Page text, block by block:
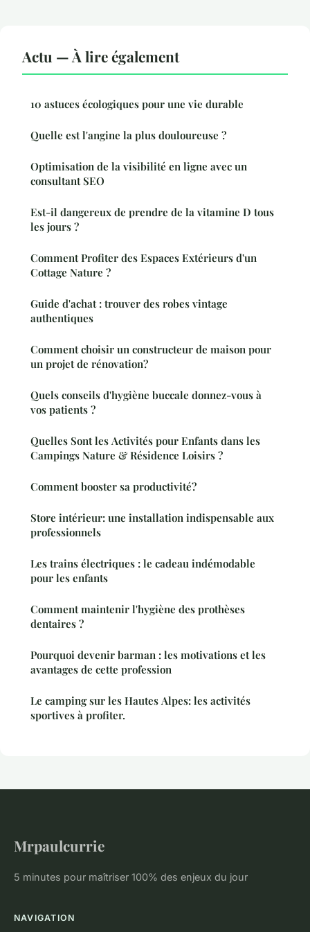
Actu — À lire également
10 astuces écologiques pour une vie durable
Quelle est l'angine la plus douloureuse ?
Optimisation de la visibilité en ligne avec un
consultant SEO
Est-il dangereux de prendre de la vitamine D tous
les jours ?
Comment Profiter des Espaces Extérieurs d'un
Cottage Nature ?
Guide d'achat : trouver des robes vintage
authentiques
Comment choisir un constructeur de maison pour
un projet de rénovation?
Quels conseils d'hygiène buccale donnez-vous à
vos patients ?
Quelles Sont les Activités pour Enfants dans les
Campings Nature & Résidence Loisirs ?
Comment booster sa productivité?
Store intérieur: une installation indispensable aux
professionnels
Les trains électriques : le cadeau indémodable
pour les enfants
Comment maintenir l'hygiène des prothèses
dentaires ?
Pourquoi devenir barman : les motivations et les
avantages de cette profession
Le camping sur les Hautes Alpes: les activités
sportives à profiter.
Mrpaulcurrie
5 minutes pour maîtriser 100% des enjeux du jour
NAVIGATION